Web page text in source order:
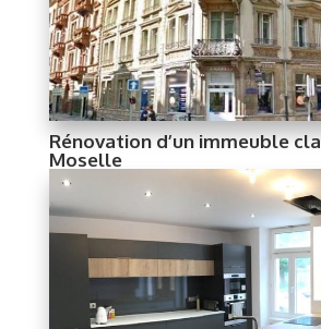
Rénovation d’un immeuble
Moselle